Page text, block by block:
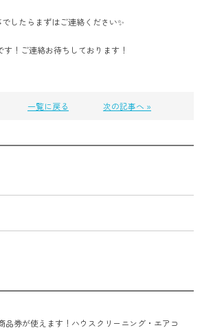
したらまずはご連絡ください✨
！ご連絡お待ちしております！
一覧に戻る 次の記事へ »
品券が使えます！ハウスクリーニング・エアコ